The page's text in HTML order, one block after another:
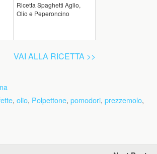
Ricetta Spaghetti Aglio,
Olio e Peperoncino
VAI ALLA RICETTA >>
, olio, Polpettone, pomodori, prezzemolo,